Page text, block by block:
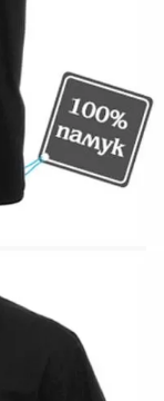
ръкава
част
/